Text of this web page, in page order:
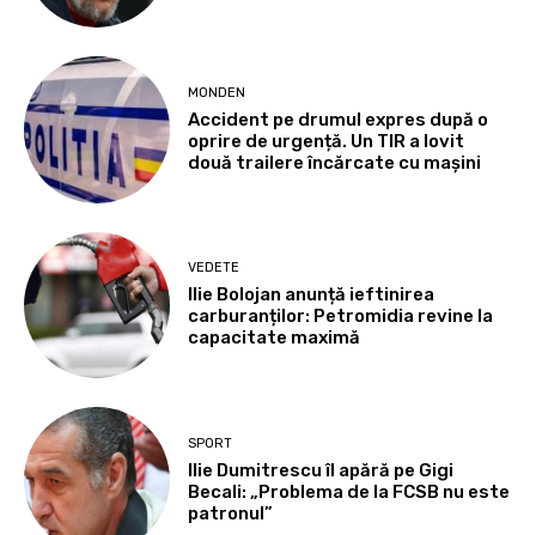
MONDEN
Accident pe drumul expres după o
oprire de urgență. Un TIR a lovit
două trailere încărcate cu mașini
VEDETE
Ilie Bolojan anunță ieftinirea
carburanților: Petromidia revine la
capacitate maximă
SPORT
Ilie Dumitrescu îl apără pe Gigi
Becali: „Problema de la FCSB nu este
patronul”